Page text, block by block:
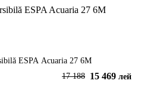
ESPA Acuaria 27 6M
17 188 15 469 лей